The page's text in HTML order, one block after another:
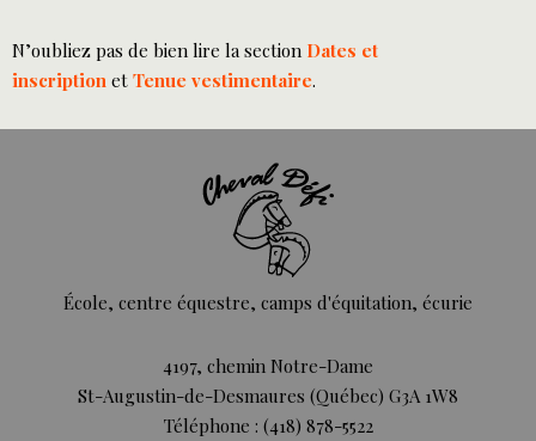
N’oubliez pas de bien lire la section Dates et
inscription et Tenue vestimentaire.
École, centre équestre, camps d'équitation, écurie
4197, chemin Notre-Dame
St-Augustin-de-Desmaures (Québec) G3A 1W8
Téléphone : (418) 878-5522